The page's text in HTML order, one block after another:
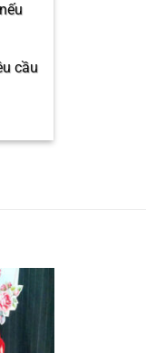
cầu